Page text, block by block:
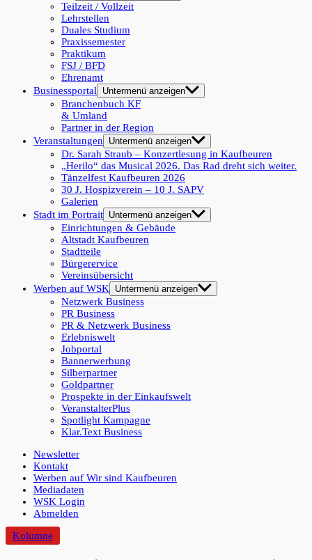
Teilzeit / Vollzeit
Lehrstellen
Duales Studium
Praxissemester
Praktikum
FSJ / BFD
Ehrenamt
Businessportal
Untermenü anzeigen
Branchenbuch KF
& Umland
Partner in der Region
Veranstaltungen
Untermenü anzeigen
Dr. Sarah Straub – Konzertlesung in Kaufbeuren
„Herilo“ das Musical 2026. Das Rad dreht sich weiter.
Tänzelfest Kaufbeuren 2026
30 J. Hospizverein – 10 J. SAPV
Galerien
Stadt im Portrait Untermenü anzeigen
Einrichtungen & Gebäude
Altstadt Kaufbeuren
Stadtteile
Bürgerervice
Vereinsübersicht
Werben auf WSK
Untermenü anzeigen
Netzwerk Business
PR Business
PR & Netzwerk Business
Erlebniswelt
Jobportal
Bannerwerbung
Silberpartner
Goldpartner
Prospekte in der Einkaufswelt
VeranstalterPlus
Spotlight Kampagne
Klar.Text Business
Newsletter
Kontakt
Werben auf Wir sind Kaufbeuren
Mediadaten
WSK Login
Abmelden
Kolumne